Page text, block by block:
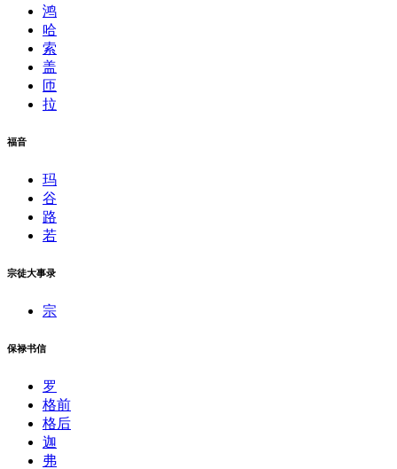
鸿
哈
索
盖
匝
拉
福音
玛
谷
路
若
宗徒大事录
宗
保禄书信
罗
格前
格后
迦
弗